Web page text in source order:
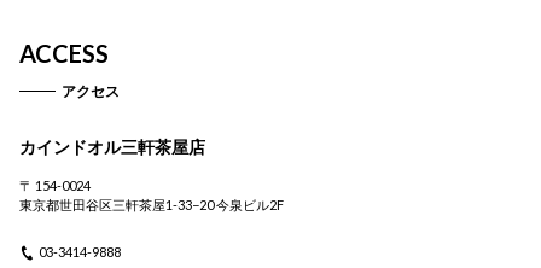
ACCESS
アクセス
カインドオル三軒茶屋店
〒 154-0024
東京都世田谷区三軒茶屋1-33−20 今泉ビル2F
03-3414-9888